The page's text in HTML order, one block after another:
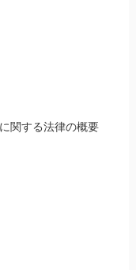
関する法律の概要